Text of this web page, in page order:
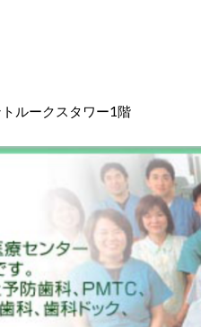
ルークスタワー1階